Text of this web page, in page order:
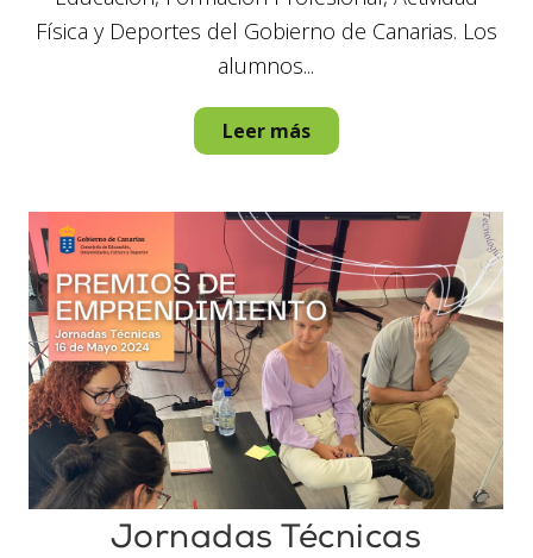
Física y Deportes del Gobierno de Canarias. Los
alumnos...
Leer más
Jornadas Técnicas